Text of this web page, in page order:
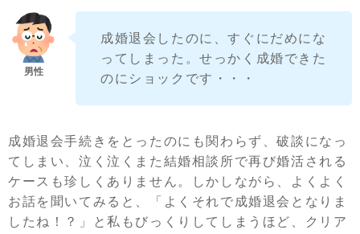
成婚退会したのに、すぐにだめにな
ってしまった。せっかく成婚できた
のにショックです・・・
成婚退会手続きをとったのにも関わらず、破談になっ
てしまい、泣く泣くまた結婚相談所で再び婚活される
ケースも珍しくありません。しかしながら、よくよく
お話を聞いてみると、「よくそれで成婚退会となりま
したね！？」と私もびっくりしてしまうほど、クリア